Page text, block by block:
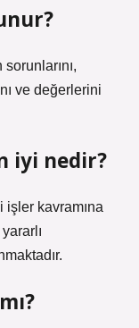
ve değerlerini
iyi nedir?
kavramına